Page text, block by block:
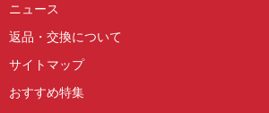
ニュース
返品・交換について
サイトマップ
おすすめ特集